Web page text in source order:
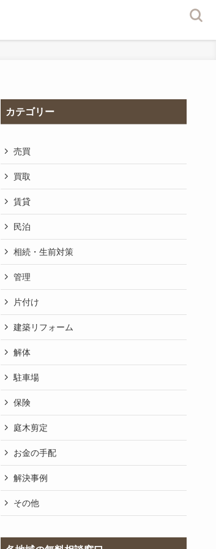
カテゴリー
売買
買取
賃貸
民泊
相続・生前対策
管理
片付け
建築リフォーム
解体
駐車場
保険
庭木剪定
お金の手配
解決事例
その他